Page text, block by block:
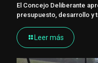
El Concejo Deliberante
presupuesto, desarrollo y
Leer más